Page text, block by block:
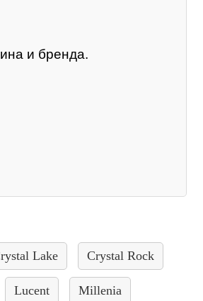
и бренда.
Lake Crystal Rock
Lucent Millenia